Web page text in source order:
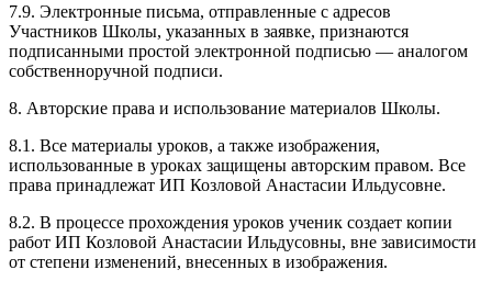
7.9. Электронные письма, отправленные с адресов
Участников Школы, указанных в заявке, признаются
подписанными простой электронной подписью — аналогом
собственноручной подписи.
8. Авторские права и использование материалов Школы.
8.1. Все материалы уроков, а также изображения,
использованные в уроках защищены авторским правом. Все
права принадлежат ИП Козловой Анастасии Ильдусовне.
8.2. В процессе прохождения уроков ученик создает копии
работ ИП Козловой Анастасии Ильдусовны, вне зависимости
от степени изменений, внесенных в изображения.